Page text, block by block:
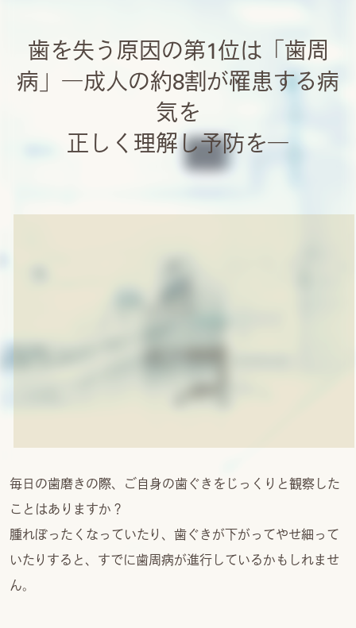
歯を失う原因の第1位は「歯周
病」 ―成人の約8割が罹患する病
気を
正しく理解し予防を―
毎日の歯磨きの際、ご自身の歯ぐきをじっくりと観察した
ことはありますか？
腫れぼったくなっていたり、歯ぐきが下がってやせ細って
いたりすると、すでに歯周病が進行しているかもしれませ
ん。